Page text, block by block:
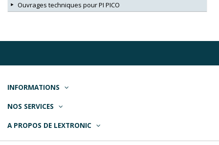
Ouvrages techniques pour PI PICO
INFORMATIONS
NOS SERVICES
A PROPOS DE LEXTRONIC